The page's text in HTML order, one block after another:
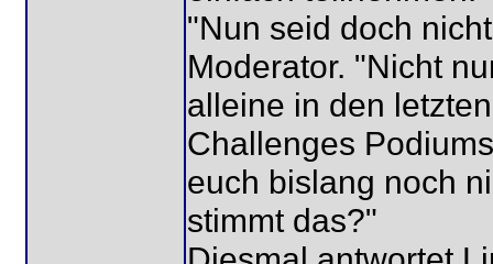
"Nun seid doch
Moderator. "Nicht
alleine in den
Challenges
euch bislang noch
stimmt das?"